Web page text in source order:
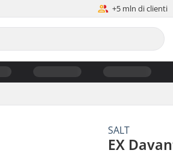
+5 mln di clienti
SALT
EX